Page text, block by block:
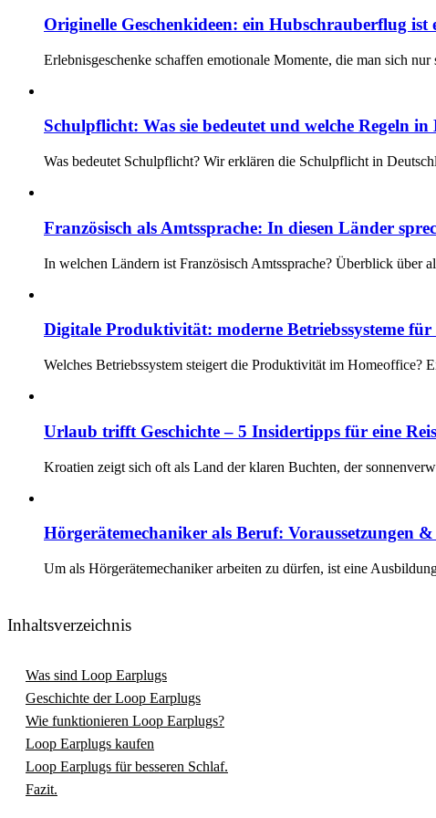
Originelle Geschenkideen: ein Hubschrauberflug ist
Erlebnisgeschenke schaffen emotionale Momente, die man sich
Schulpflicht: Was sie bedeutet und welche Regeln in
Was bedeutet Schulpflicht? Wir erklären die Schulpflicht in
Französisch als Amtssprache: In diesen Länder
In welchen Ländern ist Französisch Amtssprache? Überblick über
Digitale Produktivität: moderne Betriebssysteme
Welches Betriebssystem steigert die Produktivität im Homeoffice?
Urlaub trifft Geschichte – 5 Insidertipps für eine
Kroatien zeigt sich oft als Land der klaren Buchten, der
Hörgerätemechaniker als Beruf: Voraussetzungen
Um als Hörgerätemechaniker arbeiten zu dürfen, ist eine
Inhaltsverzeichnis
Was sind Loop Earplugs
Geschichte der Loop Earplugs
Wie funktionieren Loop Earplugs?
Loop Earplugs kaufen
Loop Earplugs für besseren Schlaf.
Fazit.